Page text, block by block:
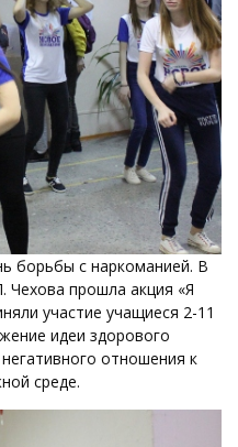
борьбы с наркоманией. В
Чехова прошла акция «Я
участие учащиеся 2-11
идеи здорового
отношения к
среде.